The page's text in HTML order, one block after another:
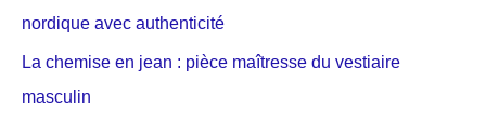
nordique avec authenticité
La chemise en jean : pièce maîtresse du vestiaire
masculin